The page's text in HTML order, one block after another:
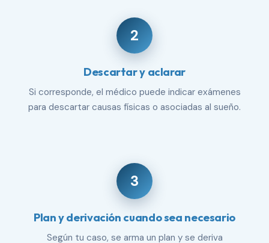
2
Descartar y aclarar
Si corresponde, el médico puede indicar exámenes
para descartar causas físicas o asociadas al sueño.
3
Plan y derivación cuando sea necesario
Según tu caso, se arma un plan y se deriva